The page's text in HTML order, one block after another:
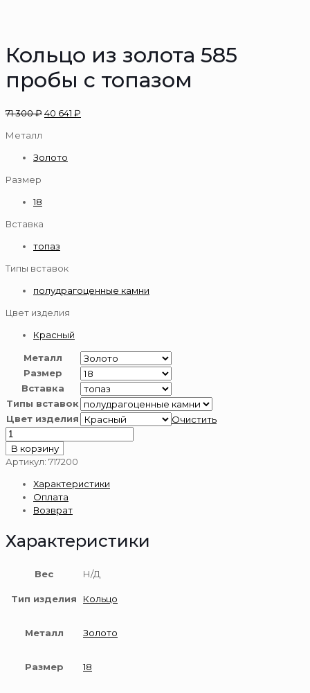
Кольцо из золота 585
пробы с топазом
71 300₽40 641 ₽
Металл
Золото
Размер
18
Вставка
топаз
Типы вставок
полудрагоценные камни
Цвет изделия
Красный
Металл
Размер
Вставка
Типы вставок
Цвет изделия
Очистить
Количество
товара
Кольцо
золота
пробы
топазом
В корзину
Артикул: 717200
Характеристики
Оплата
Возврат
Характеристики
Вес Н/Д
Тип изделия Кольцо
Металл Золото
Размер 18